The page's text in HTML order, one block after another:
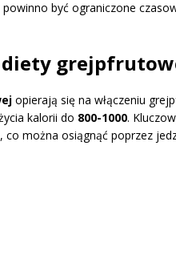
być ograniczone
diety
opierają się na włączeniu
kalorii do 800-1000.
co można osiągnąć poprzez